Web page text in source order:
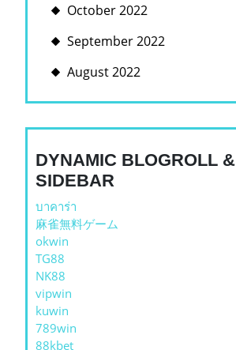
October 2022
September 2022
August 2022
DYNAMIC BLOGROLL &
SIDEBAR
บาคาร่า
麻雀無料ゲーム
okwin
TG88
NK88
vipwin
kuwin
789win
88kbet